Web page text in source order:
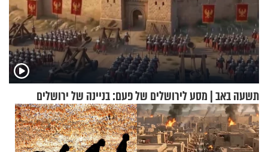
תשעה באב | מסע לירושלים של פעם: בניינה של ירושלים